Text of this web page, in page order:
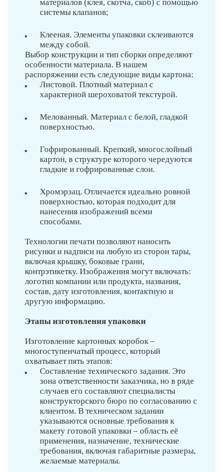
материалов (клея, скотча, скоб) с помощью
системы клапанов;
Клееная. Элементы упаковки склеиваются
между собой.
Выбор конструкции и тип сборки определяют
особенности материала. В нашем
распоряжении есть следующие виды картона:
Листовой. Плотный материал с
характерной шероховатой текстурой.
Мелованный. Материал с белой, гладкой
поверхностью.
Гофрированный. Крепкий, многослойный
картон, в структуре которого чередуются
гладкие и гофрированные слои.
Хромэрзац. Отличается идеально ровной
поверхностью, которая подходит для
нанесения изображений всеми
способами.
Технологии печати позволяют наносить
рисунки и надписи на любую из сторон тары,
включая крышку, боковые грани,
контрэтикетку. Изображения могут включать:
логотип компании или продукта, названия,
состав, дату изготовления, контактную и
другую информацию.
Этапы изготовления упаковки
Изготовление картонных коробок –
многоступенчатый процесс, который
охватывает пять этапов:
Составление технического задания. Это
зона ответственности заказчика, но в ряде
случаев его составляют специалисты
конструкторского бюро по согласованию с
клиентом. В техническом задании
указываются основные требования к
макету готовой упаковки – область её
применения, назначение, технические
требования, включая габаритные размеры,
желаемые материалы.